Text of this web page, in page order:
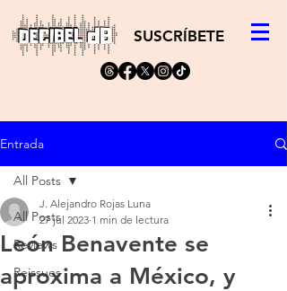
SUSCRÍBETE
Entrada
All Posts
Reviews
Reissues
All Posts
León Benavente se
aproxima a México, y
J. Alejandro Rojas Luna
27 jul 2023 1 min de lectura